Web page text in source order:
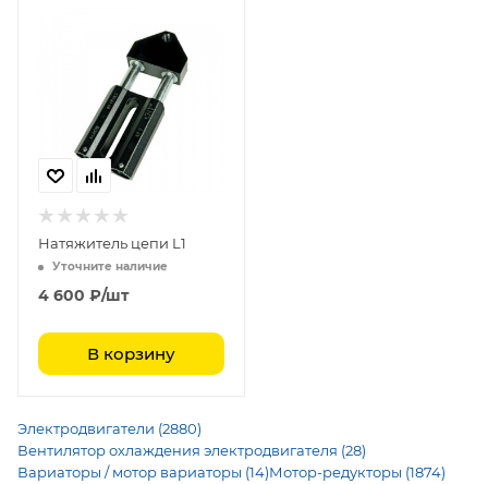
Натяжитель цепи L1
Уточните наличие
4 600 ₽/шт
В корзину
Электродвигатели (2880)
Вентилятор охлаждения электродвигателя (28)
Вариаторы / мотор вариаторы (14)Мотор-редукторы (1874)